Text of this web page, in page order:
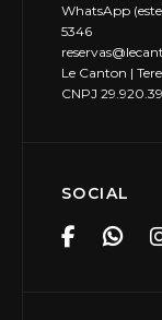
WhatsApp
5346
Le Canton |
CNPJ
SOCIAL